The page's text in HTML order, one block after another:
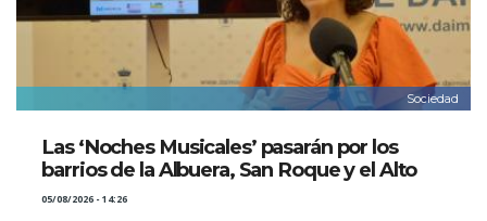
Sociedad
Las ‘Noches Musicales’ pasarán por los
barrios de la Albuera, San Roque y el Alto
05/08/2026 - 14:26